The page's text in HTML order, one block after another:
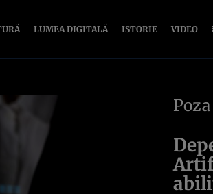
LUMEA DIGITALĂ ISTORIE VIDEO
Poza